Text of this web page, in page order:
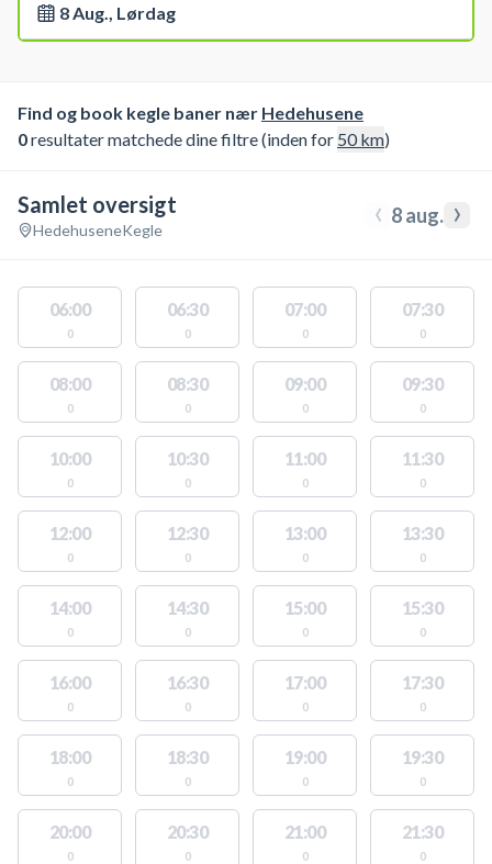
8 Aug., Lørdag
Find og book kegle baner nær Hedehusene
0resultater matchede dine filtre (inden for 50km)
Samlet oversigt
HedehuseneKegle ‹ 8 aug. ›
06:00
0
06:30
0
07:00
0
07:30
0
08:00
0
08:30
0
09:00
0
09:30
0
10:00
0
10:30
0
11:00
0
11:30
0
12:00
0
12:30
0
13:00
0
13:30
0
14:00
0
14:30
0
15:00
0
15:30
0
16:00
0
16:30
0
17:00
0
17:30
0
18:00
0
18:30
0
19:00
0
19:30
0
20:00
0
20:30
0
21:00
0
21:30
0